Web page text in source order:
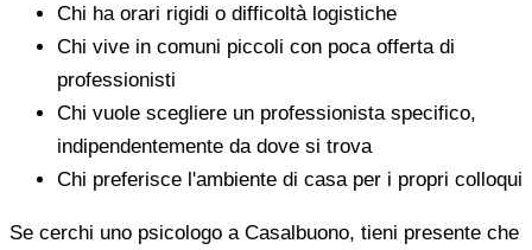
Chi ha orari rigidi o difficoltà logistiche
Chi vive in comuni piccoli con poca offerta di
professionisti
Chi vuole scegliere un professionista specifico,
indipendentemente da dove si trova
Chi preferisce l'ambiente di casa per i propri colloqui
Se cerchi uno psicologo a Casalbuono, tieni presente che